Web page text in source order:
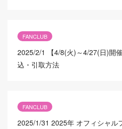
FANCLUB
2025/2/1
【4/8(火)～4/27(日)開
込・引取方法
FANCLUB
2025/1/31 2025年 オフィシャル